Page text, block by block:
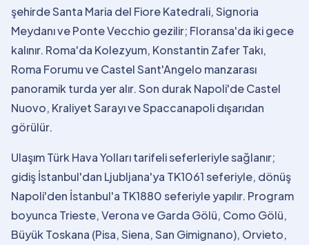
şehirde Santa Maria del Fiore Katedrali, Signoria
Meydanı ve Ponte Vecchio gezilir; Floransa'da iki gece
kalınır. Roma'da Kolezyum, Konstantin Zafer Takı,
Roma Forumu ve Castel Sant'Angelo manzarası
panoramik turda yer alır. Son durak Napoli'de Castel
Nuovo, Kraliyet Sarayı ve Spaccanapoli dışarıdan
görülür.
Ulaşım Türk Hava Yolları tarifeli seferleriyle sağlanır;
gidiş İstanbul'dan Ljubljana'ya TK1061 seferiyle, dönüş
Napoli'den İstanbul'a TK1880 seferiyle yapılır. Program
boyunca Trieste, Verona ve Garda Gölü, Como Gölü,
Büyük Toskana (Pisa, Siena, San Gimignano), Orvieto,